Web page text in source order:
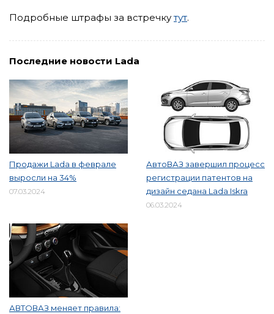
Подробные штрафы за встречкутут.
Последние новости Lada
Продажи Lada в феврале
выросли на 34%
07.03.2024
АвтоВАЗ завершил процесс
регистрации патентов на
дизайн седана Lada Iskra
06.03.2024
АВТОВАЗ меняет правила: